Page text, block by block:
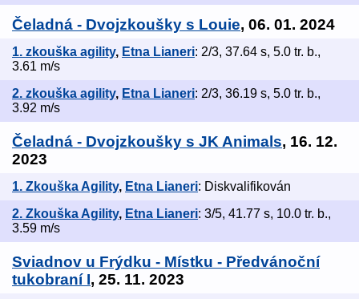
Čeladná - Dvojzkoušky s Louie, 06. 01. 2024
1. zkouška agility, Etna Lianeri: 2/3, 37.64 s, 5.0 tr. b.,
3.61 m/s
2. zkouška agility, Etna Lianeri: 2/3, 36.19 s, 5.0 tr. b.,
3.92 m/s
Čeladná - Dvojzkoušky s JK Animals, 16. 12.
2023
1. Zkouška Agility, Etna Lianeri: Diskvalifikován
2. Zkouška Agility, Etna Lianeri: 3/5, 41.77 s, 10.0 tr. b.,
3.59 m/s
Sviadnov u Frýdku - Místku - Předvánoční
tukobraní I, 25. 11. 2023